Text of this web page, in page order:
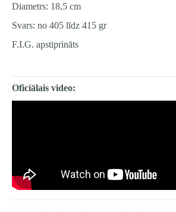
Diametrs: 18,5 cm
Svars: no 405 līdz 415 gr
F.I.G. apstiprināts
Oficiālais video: